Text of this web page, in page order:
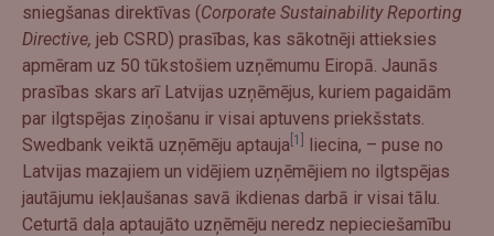
sniegšanas direktīvas (Corporate Sustainability Reporting
Directive, jeb CSRD) prasības, kas sākotnēji attieksies
apmēram uz 50 tūkstošiem uzņēmumu Eiropā. Jaunās
prasības skars arī Latvijas uzņēmējus, kuriem pagaidām
par ilgtspējas ziņošanu ir visai aptuvens priekšstats.
Swedbank veiktā uzņēmēju aptauja [1]
liecina, – puse no
Latvijas mazajiem un vidējiem uzņēmējiem no ilgtspējas
jautājumu iekļaušanas savā ikdienas darbā ir visai tālu.
Ceturtā daļa aptaujāto uzņēmēju neredz nepieciešamību